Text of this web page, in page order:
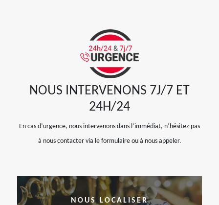
NOUS INTERVENONS 7J/7 ET
24H/24
En cas d’urgence, nous intervenons dans l’immédiat, n’hésitez pas
à nous contacter via le formulaire ou à nous appeler.
NOUS LOCALISER